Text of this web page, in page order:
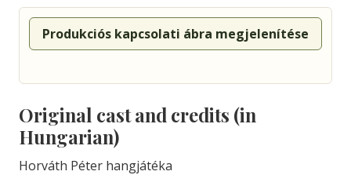
Produkciós kapcsolati ábra megjelenítése
Original cast and credits (in
Hungarian)
Horváth Péter hangjátéka